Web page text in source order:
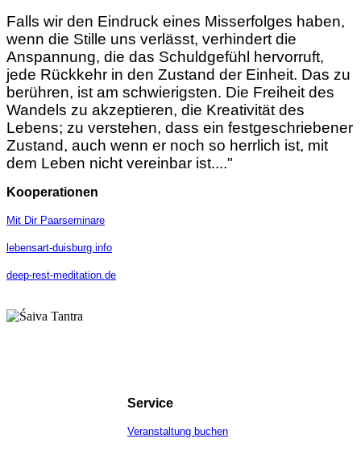
Falls wir den Eindruck eines Misserfolges haben,
wenn die Stille uns verlässt, verhindert die
Anspannung, die das Schuldgefühl hervorruft,
jede Rückkehr in den Zustand der Einheit. Das zu
berühren, ist am schwierigsten. Die Freiheit des
Wandels zu akzeptieren, die Kreativität des
Lebens; zu verstehen, dass ein festgeschriebener
Zustand, auch wenn er noch so herrlich ist, mit
dem Leben nicht vereinbar ist...."
Kooperationen
Mit Dir Paarseminare
lebensart-duisburg.info
deep-rest-meditation.de
Service
Veranstaltung buchen